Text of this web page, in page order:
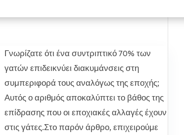
Γνωρίζατε ότι ένα συντριπτικό 70% των
γατών επιδεικνύει διακυμάνσεις στη
συμπεριφορά τους αναλόγως της εποχής;
Αυτός ο αριθμός αποκαλύπτει το βάθος της
επίδρασης που οι εποχιακές αλλαγές έχουν
στις γάτες.Στο παρόν άρθρο, επιχειρούμε